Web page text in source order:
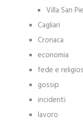
Villa San
Cagliari
Cronaca
economia
fede e
gossip
incidenti
lavoro